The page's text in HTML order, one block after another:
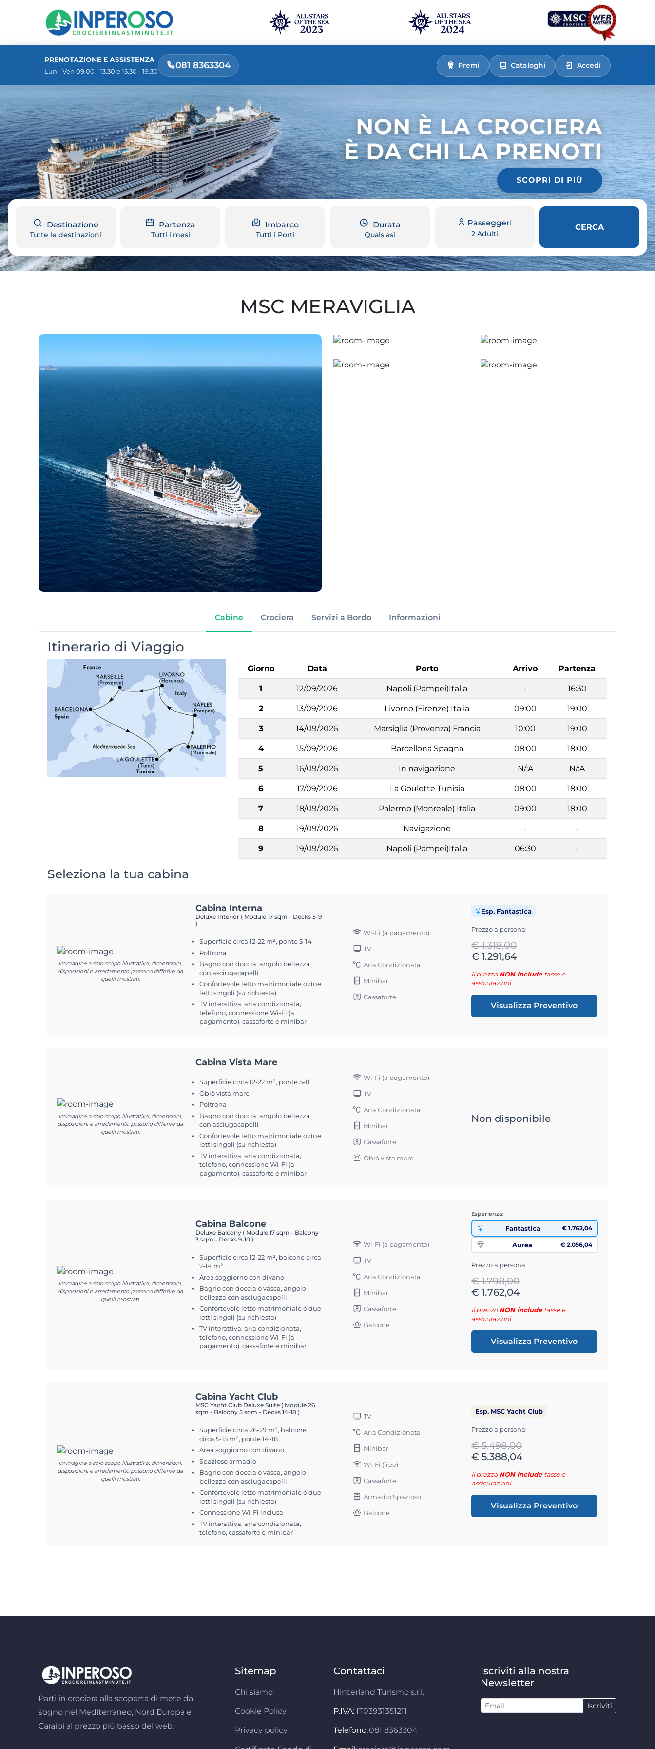
PRENOTAZIONE E ASSISTENZA
Lun - Ven 09.00 - 13.30 e 15.30 - 19.30
081 8363304 Premi Cataloghi Accedi
NON È LA CROCIERA
È DA CHI LA PRENOTI
SCOPRI DI PIÙ
Destinazione
Tutte le destinazioni
Partenza
Tutti i mesi
Imbarco
Tutti i Porti
Durata
Qualsiasi
Passeggeri
2 Adulti
CERCA
MSC MERAVIGLIA
Cabine Crociera Servizi a Bordo Informazioni
Itinerario di Viaggio
Giorno Data Porto Arrivo Partenza
1 12/09/2026 Napoli (Pompei)Italia - 16:30
2 13/09/2026 Livorno (Firenze) Italia 09:00 19:00
3 14/09/2026 Marsiglia (Provenza) Francia 10:00 19:00
4 15/09/2026 Barcellona Spagna 08:00 18:00
5 16/09/2026 In navigazione N/:A N/:A
6 17/09/2026 La Goulette Tunisia 08:00 18:00
7 18/09/2026 Palermo (Monreale) Italia 09:00 18:00
8 19/09/2026 Navigazione - -
9 19/09/2026 Napoli (Pompei)Italia 06:30 -
Seleziona la tua cabina
Immagine a solo scopo illustrativo; dimensioni,
disposizioni e arredamento possono differire da
quelli mostrati.
Cabina Interna
Deluxe Interior ( Module 17 sqm - Decks 5-9
)
Superficie circa 12-22 m², ponte 5-14
Poltrona
Bagno con doccia, angolo bellezza
con asciugacapelli
Confortevole letto matrimoniale o due
letti singoli (su richiesta)
TV interattiva, aria condizionata,
telefono, connessione Wi-Fi (a
pagamento), cassaforte e minibar
Wi-Fi (a pagamento)
TV
Aria Condizionata
Minibar
Cassaforte
Esp. Fantastica
Prezzo a persona:
€ 1.318,00
€ 1.291,64
Il prezzoNON include tasse e
assicurazioni
Visualizza Preventivo
Immagine a solo scopo illustrativo; dimensioni,
disposizioni e arredamento possono differire da
quelli mostrati.
Cabina Vista Mare
Superficie circa 12-22 m², ponte 5-11
Oblò vista mare
Poltrona
Bagno con doccia, angolo bellezza
con asciugacapelli
Confortevole letto matrimoniale o due
letti singoli (su richiesta)
TV interattiva, aria condizionata,
telefono, connessione Wi-Fi (a
pagamento), cassaforte e minibar
Wi-Fi (a pagamento)
TV
Aria Condizionata
Minibar
Cassaforte
Oblò vista mare
Non disponibile
Immagine a solo scopo illustrativo; dimensioni,
disposizioni e arredamento possono differire da
quelli mostrati.
Cabina Balcone
Deluxe Balcony ( Module 17 sqm - Balcony
3 sqm - Decks 9-10 )
Superficie circa 12-22 m², balcone circa
2-14 m²
Area soggiorno con divano
Bagno con doccia o vasca, angolo
bellezza con asciugacapelli
Confortevole letto matrimoniale o due
letti singoli (su richiesta)
TV interattiva, aria condizionata,
telefono, connessione Wi-Fi (a
pagamento), cassaforte e minibar
Wi-Fi (a pagamento)
TV
Aria Condizionata
Minibar
Cassaforte
Balcone
Esperienza:
Fantastica € 1.762,04
Aurea € 2.056,04
Prezzo a persona:
€ 1.798,00
€ 1.762,04
Il prezzoNON include tasse e
assicurazioni
Visualizza Preventivo
Immagine a solo scopo illustrativo; dimensioni,
disposizioni e arredamento possono differire da
quelli mostrati.
Cabina Yacht Club
MSC Yacht Club Deluxe Suite ( Module 26
sqm - Balcony 5 sqm - Decks 14-18 )
Superficie circa 26-29 m², balcone
circa 5-15 m², ponte 14-18
Area soggiorno con divano
Spazioso armadio
Bagno con doccia o vasca, angolo
bellezza con asciugacapelli
Confortevole letto matrimoniale o due
letti singoli (su richiesta)
Connessione Wi-Fi inclusa
TV interattiva, aria condizionata,
telefono, cassaforte e minibar
TV
Aria Condizionata
Minibar
Wi-Fi (free)
Cassaforte
Armadio Spazioso
Balcone
Esp. MSC Yacht Club
Prezzo a persona:
€ 5.498,00
€ 5.388,04
Il prezzoNON include tasse e
assicurazioni
Visualizza Preventivo
Parti in crociera alla scoperta di mete da
sogno nel Mediterraneo, Nord Europa e
Caraibi al prezzo più basso del web.
Sitemap
Chi siamo
Cookie Policy
Privacy policy
Contattaci
Hinterland Turismo s.r.l.
P.IVA: IT03931351211
Telefono:081 8363304
Iscriviti alla nostra
Newsletter
Iscriviti